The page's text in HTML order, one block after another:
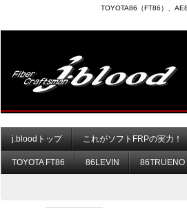
TOYOTA86（FT86）、
j.bloodトップ これがソフトFRPの実力！
TOYOTA FT86 86LEVIN 86TRUENO